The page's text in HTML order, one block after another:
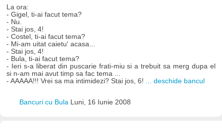
La ora:
- Gigel, ti-ai facut tema?
- Nu.
- Stai jos, 4!
- Costel, ti-ai facut tema?
- Mi-am uitat caietu' acasa...
- Stai jos, 4!
- Bula, ti-ai facut tema?
- Ieri s-a liberat din puscarie frati-miu si a trebuit sa merg dupa el
si n-am mai avut timp sa fac tema ...
- AAAAA!!! Vrei sa ma intimidezi? Stai jos, 6! ... deschide bancul
Bancuri cu Bula Luni, 16 Iunie 2008